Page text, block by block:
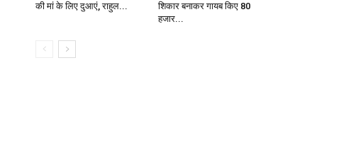
की मां के लिए दुआएं, राहुल...
शिकार बनाकर गायब किए 80
हजार...